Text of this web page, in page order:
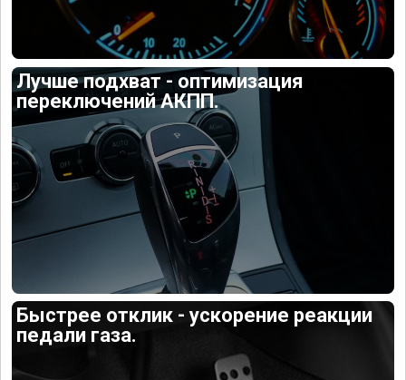
Лучше подхват - оптимизация
переключений АКПП.
Быстрее отклик - ускорение реакции
педали газа.